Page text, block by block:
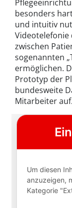
besonders
und intuitiv
Videotelefonie
zwischen
sogenannten
ermöglichen.
Prototyp der
bundesweite
Mitarbeiter auf.